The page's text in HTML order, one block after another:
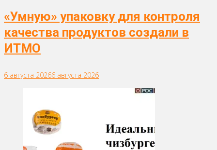
«Умную» упаковку для контроля
качества продуктов создали в
ИТМО
6 августа 20266 августа 2026